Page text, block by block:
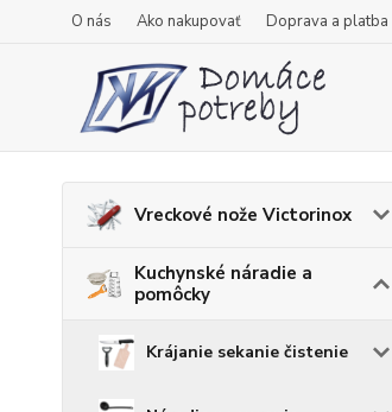
O nás Ako nakupovať Doprava a platba
Vreckové nože Victorinox
Kuchynské náradie a
pomôcky
Krájanie sekanie čistenie